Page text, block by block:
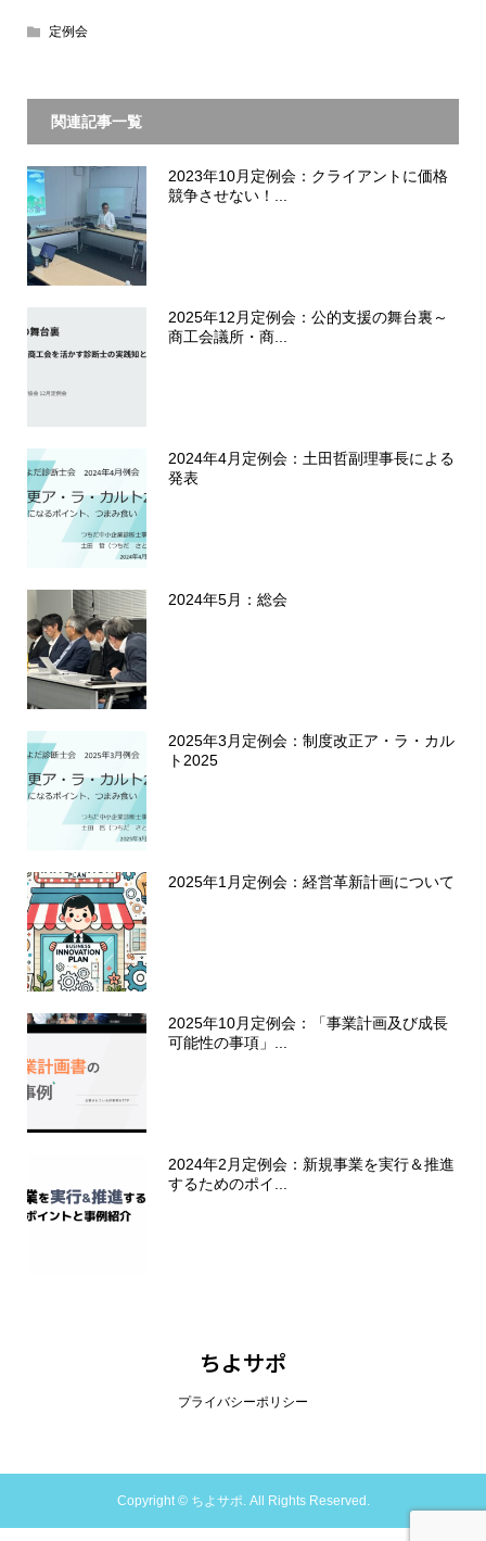
定例会
関連記事一覧
2023年10月定例会：クライアントに価格
競争させない！...
2025年12月定例会：公的支援の舞台裏～
商工会議所・商...
2024年4月定例会：土田哲副理事長による
発表
2024年5月：総会
2025年3月定例会：制度改正ア・ラ・カル
ト2025
2025年1月定例会：経営革新計画について
2025年10月定例会：「事業計画及び成長
可能性の事項」...
2024年2月定例会：新規事業を実行＆推進
するためのポイ...
ちよサポ
プライバシーポリシー
Copyright ©ちよサポ. All Rights Reserved.